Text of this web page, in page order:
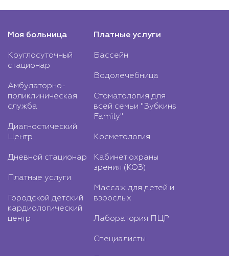
Моя больница
Круглосуточный
стационар
Амбулаторно-
поликлиническая
служба
Диагностический
Центр
Дневной стационар
Платные услуги
Городской детский
кардиологический
центр
Платные услуги
Бассейн
Водолечебница
Стоматология для
всей семьи "Зубкинs
Family"
Косметология
Кабинет охраны
зрения (КОЗ)
Массаж для детей и
взрослых
Лаборатория ПЦР
Специалисты